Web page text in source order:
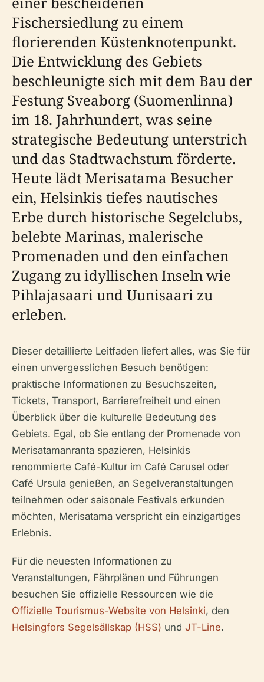
Fischersiedlung zu einem
florierenden Küstenknotenpunkt.
Die Entwicklung des Gebiets
beschleunigte sich mit dem Bau der
Festung Sveaborg (Suomenlinna)
im 18. Jahrhundert, was seine
strategische Bedeutung unterstrich
und das Stadtwachstum förderte.
Heute lädt Merisatama Besucher
ein, Helsinkis tiefes nautisches
Erbe durch historische Segelclubs,
belebte Marinas, malerische
Promenaden und den einfachen
Zugang zu idyllischen Inseln wie
Pihlajasaari und Uunisaari zu
erleben.
Dieser detaillierte Leitfaden liefert alles, was Sie für
einen unvergesslichen Besuch benötigen:
praktische Informationen zu Besuchszeiten,
Tickets, Transport, Barrierefreiheit und einen
Überblick über die kulturelle Bedeutung des
Gebiets. Egal, ob Sie entlang der Promenade von
Merisatamanranta spazieren, Helsinkis
renommierte Café-Kultur im Café Carusel oder
Café Ursula genießen, an Segelveranstaltungen
teilnehmen oder saisonale Festivals erkunden
möchten, Merisatama verspricht ein einzigartiges
Erlebnis.
Für die neuesten Informationen zu
Veranstaltungen, Fährplänen und Führungen
besuchen Sie offizielle Ressourcen wie die
Offizielle Tourismus-Website von Helsinki, den
Helsingfors Segelsällskap (HSS) und JT-Line.